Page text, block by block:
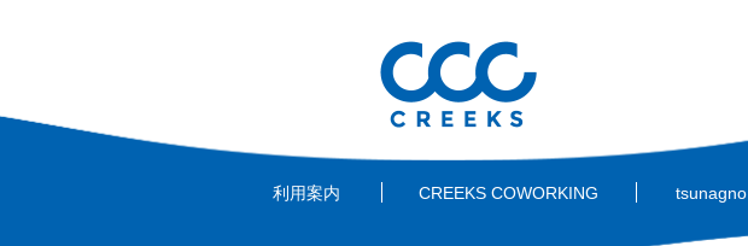
利用案内 CREEKS COWORKING tsunagno